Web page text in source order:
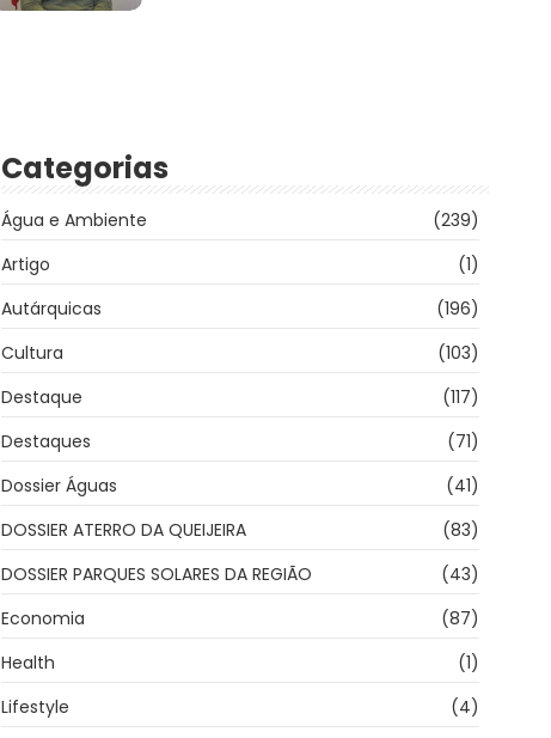
Categorias
Água e Ambiente
(239)
Artigo
(1)
Autárquicas
(196)
Cultura
(103)
Destaque
(117)
Destaques
(71)
Dossier Águas
(41)
DOSSIER ATERRO DA QUEIJEIRA
(83)
DOSSIER PARQUES SOLARES DA REGIÃO
(43)
Economia
(87)
Health
(1)
Lifestyle
(4)